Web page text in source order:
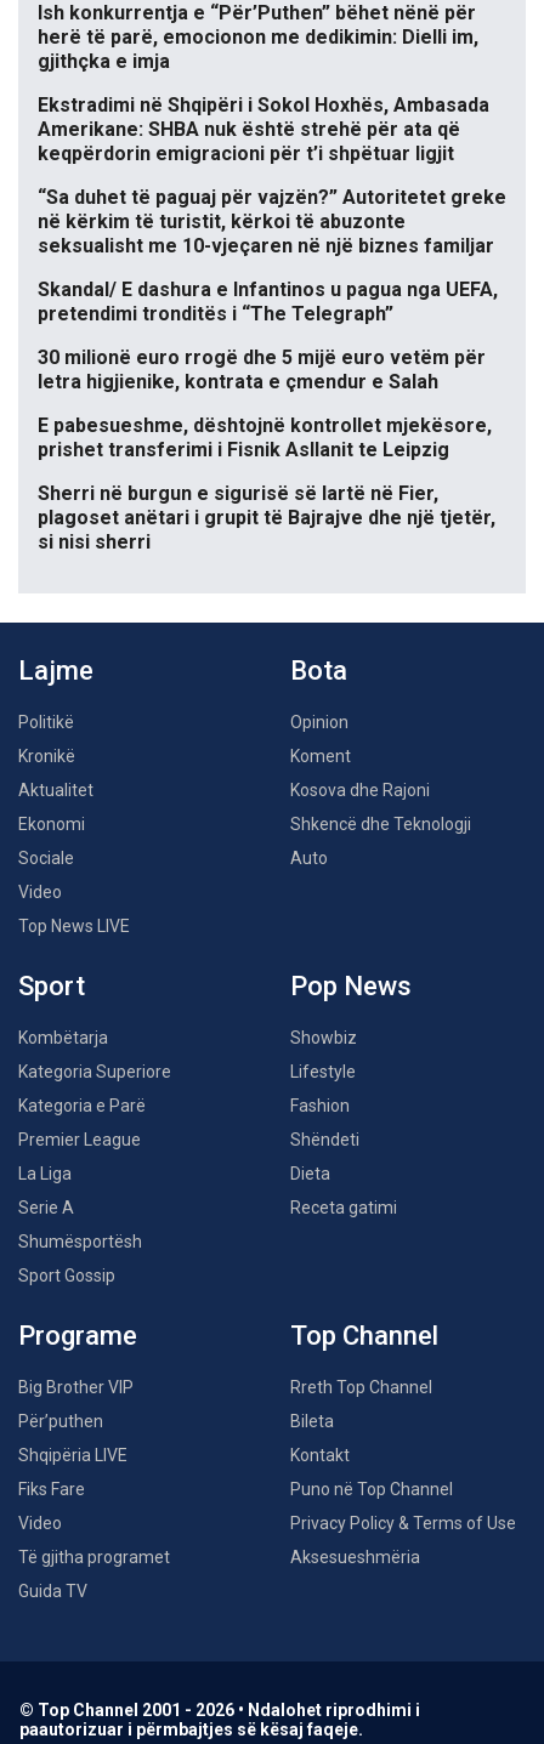
Ish konkurrentja e “Për’Puthen” bëhet nënë për
herë të parë, emocionon me dedikimin: Dielli im,
gjithçka e imja
Ekstradimi në Shqipëri i Sokol Hoxhës, Ambasada
Amerikane: SHBA nuk është strehë për ata që
keqpërdorin emigracioni për t’i shpëtuar ligjit
“Sa duhet të paguaj për vajzën?” Autoritetet greke
në kërkim të turistit, kërkoi të abuzonte
seksualisht me 10-vjeçaren në një biznes familjar
Skandal/ E dashura e Infantinos u pagua nga UEFA,
pretendimi tronditës i “The Telegraph”
30 milionë euro rrogë dhe 5 mijë euro vetëm për
letra higjienike, kontrata e çmendur e Salah
E pabesueshme, dështojnë kontrollet mjekësore,
prishet transferimi i Fisnik Asllanit te Leipzig
Sherri në burgun e sigurisë së lartë në Fier,
plagoset anëtari i grupit të Bajrajve dhe një tjetër,
si nisi sherri
Lajme
Politikë
Kronikë
Aktualitet
Ekonomi
Sociale
Video
Top News LIVE
Bota
Opinion
Koment
Kosova dhe Rajoni
Shkencë dhe Teknologji
Auto
Sport
Kombëtarja
Kategoria Superiore
Kategoria e Parë
Premier League
La Liga
Serie A
Shumësportësh
Sport Gossip
Pop News
Showbiz
Lifestyle
Fashion
Shëndeti
Dieta
Receta gatimi
Programe
Big Brother VIP
Për’puthen
Shqipëria LIVE
Fiks Fare
Video
Të gjitha programet
Guida TV
Top Channel
Rreth Top Channel
Bileta
Kontakt
Puno në Top Channel
Privacy Policy & Terms of Use
Aksesueshmëria
© Top Channel 2001 - 2026 • Ndalohet riprodhimi i
paautorizuar i përmbajtjes së kësaj faqeje.